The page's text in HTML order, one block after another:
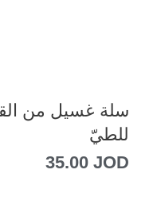
سلة غسيل من
للطيّ
35.00 JOD